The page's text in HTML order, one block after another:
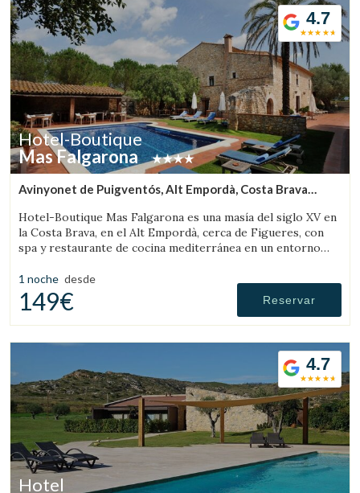
Verificar localizador
4.7
Hotel-Boutique
Mas Falgarona
Avinyonet de Puigventós, Alt Empordà, Costa Brava
Hotel-Boutique Mas Falgarona es una masía del siglo XV en
la Costa Brava, en el Alt Empordà, cerca de Figueres, con
spa y restaurante de cocina mediterránea en un entorno
1 noche desde
149€ Reservar
4.7
Hotel